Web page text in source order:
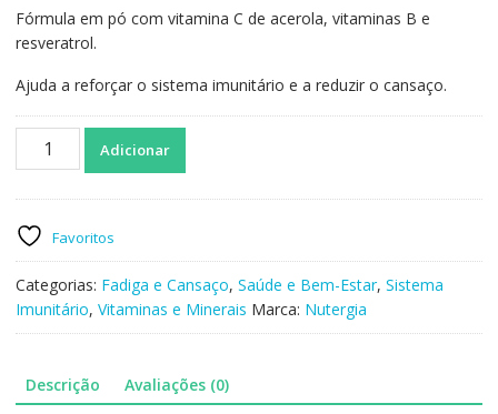
Fórmula em pó com vitamina C de acerola, vitaminas B e
resveratrol.
Ajuda a reforçar o sistema imunitário e a reduzir o cansaço.
Quantidade
Ergy
C
125g
Adicionar
Favoritos
Categorias: Fadiga e Cansaço, Saúde e Bem-Estar, Sistema
Imunitário, Vitaminas e Minerais Marca: Nutergia
Descrição Avaliações (0)